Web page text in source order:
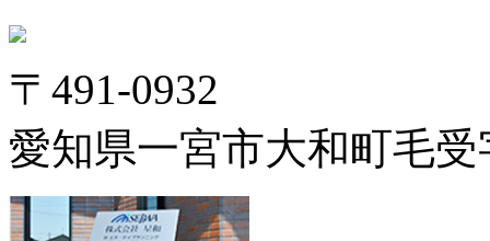
〒491-0932
愛知県一宮市大和町毛受